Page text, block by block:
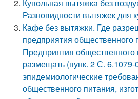
Купольная вытяжка без
Разновидности вытяжек для
Кафе без вытяжки. Где
предприятия общественного
Предприятия
размещать (пунк. 2 С.
эпидемиологические
общественного питания,